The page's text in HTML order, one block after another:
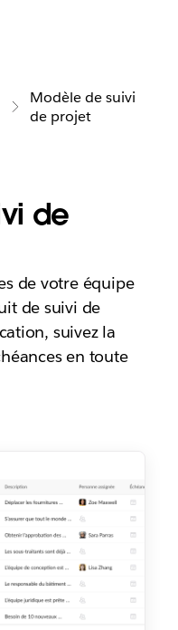
Modèle de suivi
de projet
de
de votre équipe
de suivi de
suivez la
en toute